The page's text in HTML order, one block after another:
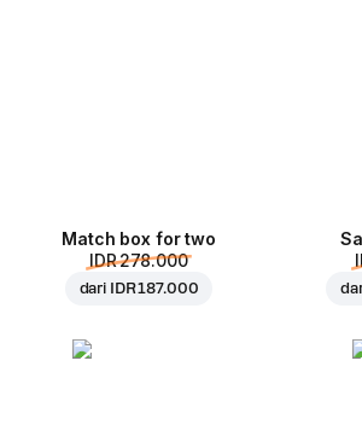
Match box for two
IDR 278.000
dari IDR 187.000